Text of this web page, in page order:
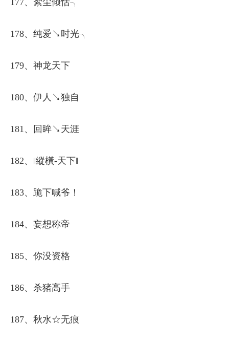
177、絮尘倾恬╮
178、纯爱↘时光╮
179、神龙天下
180、伊人↘独自
181、回眸↘天涯
182、‖縱橫-天下‖
183、跪下喊爷！
184、妄想称帝
185、你没资格
186、杀猪高手
187、秋水☆无痕